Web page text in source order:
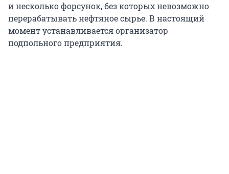
и несколько форсунок, без которых невозможно
перерабатывать нефтяное сырье. В настоящий
момент устанавливается организатор
подпольного предприятия.